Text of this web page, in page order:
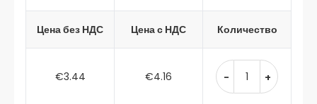
Цена без НДС Цена с НДС Количество
€3.44 €4.16 - +